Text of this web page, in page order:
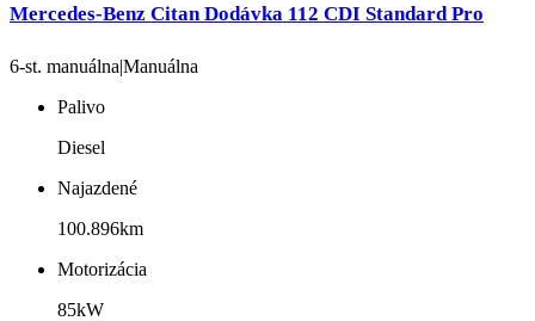
Mercedes-Benz Citan Dodávka 112 CDI Standard Pro
6-st. manuálna|Manuálna
Palivo
Diesel
Najazdené
100.896km
Motorizácia
85kW